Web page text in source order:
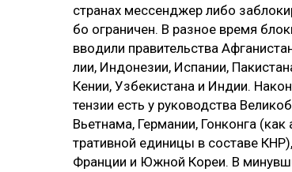
стра­нах мес­сен­джер ли­бо
бо ог­ра­ни­чен. В раз­ное вре­мя
вво­ди­ли пра­ви­тель­ства
лии, Ин­до­не­зии, Ис­па­нии,
Ке­нии, Уз­бе­кис­та­на и Ин­дии.
тен­зии есть у ру­ко­водс­тва
Вь­ет­на­ма, Гер­ма­нии, Гон­кон­га
тра­тив­ной еди­ни­цы в сос­та­ве
Фран­ции и Юж­ной Ко­реи. В